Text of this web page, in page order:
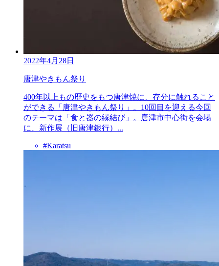
2022年4月28日
唐津やきもん祭り
400年以上もの歴史をもつ唐津焼に、存分に触れること
ができる「唐津やきもん祭り」。10回目を迎える今回
のテーマは「食と器の縁結び」。唐津市中心街を会場
に、新作展（旧唐津銀行）...
#Karatsu